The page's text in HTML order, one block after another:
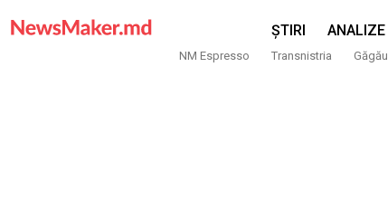
ȘTIRI ANALIZE
NM Espresso Transnistria